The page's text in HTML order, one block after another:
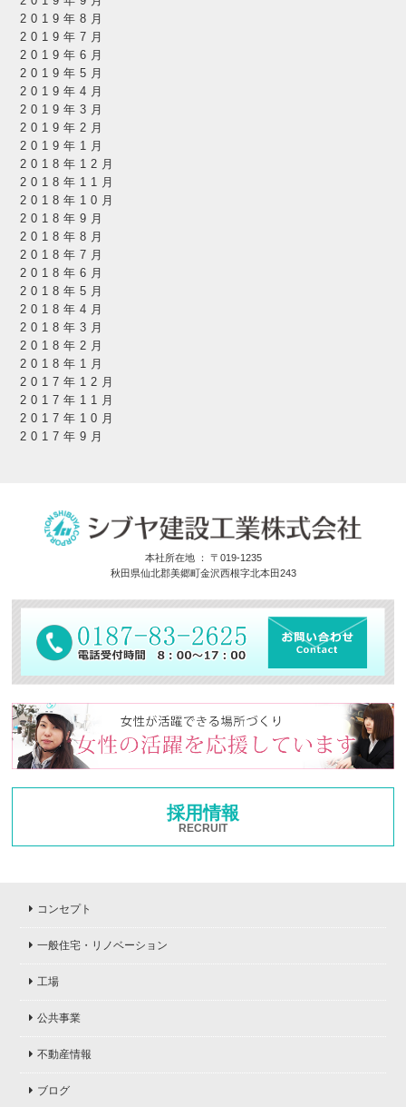
2019年8月
2019年7月
2019年6月
2019年5月
2019年4月
2019年3月
2019年2月
2019年1月
2018年12月
2018年11月
2018年10月
2018年9月
2018年8月
2018年7月
2018年6月
2018年5月
2018年4月
2018年3月
2018年2月
2018年1月
2017年12月
2017年11月
2017年10月
2017年9月
本社所在地 ： 〒019-1235
秋田県仙北郡美郷町金沢西根字北本田243
採用情報
RECRUIT
コンセプト
一般住宅・リノベーション
工場
公共事業
不動産情報
ブログ